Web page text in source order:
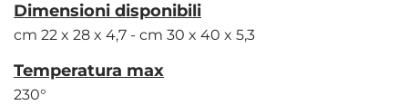
Dimensioni disponibili
cm 22 x 28 x 4,7 - cm 30 x 40 x 5,3
Temperatura max
230°